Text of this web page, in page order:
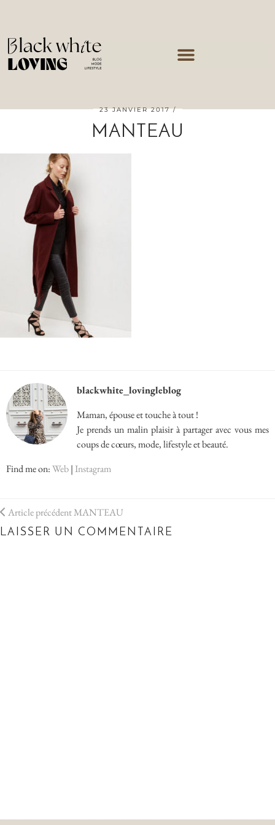
23 JANVIER 2017
MANTEAU
blackwhite_lovingleblog
Maman, épouse et touche à tout !
Je prends un malin plaisir à partager avec vous mes
coups de cœurs, mode, lifestyle et beauté.
Find me on:Web| Instagram
Article précédentMANTEAU
LAISSER UN COMMENTAIRE